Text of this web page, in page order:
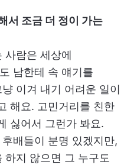
서 조금 더 정이 가는
사람은 세상에
남한테 속 얘기를
이겨 내기 어려운 일이
해요. 고민거리를 친한
싫어서 그런가 봐요.
배들이 분명 있겠지만,
지 않으면 그 누구도